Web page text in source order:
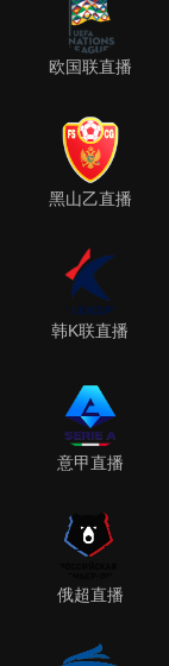
欧国联直播
黑山乙直播
韩K联直播
意甲直播
俄超直播